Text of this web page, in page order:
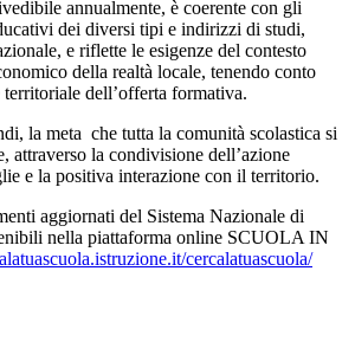
annualmente, è coerente con gli
dei diversi tipi e indirizzi di studi,
e riflette le esigenze del contesto
della realtà locale, tenendo conto
dell’offerta formativa.
la meta che tutta la comunità scolastica si
attraverso la condivisione dell’azione
e la positiva interazione con il territorio.
aggiornati del Sistema Nazionale di
nella piattaforma online SCUOLA IN
cercalatuascuola/